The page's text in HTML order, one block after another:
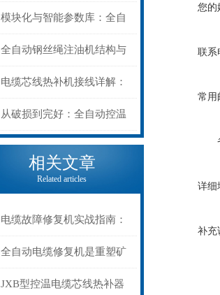
分指南：从“绝缘电
阻”到“波形特征”的精准诊
断逻辑
模块化与智能参数库：全自
动电缆修复机的快速换型逻
辑
全自动钢丝绳注油机结构与
工作原理：揭秘高效润滑的
机械密码
电缆芯线热补机接线详解：
从入门到精通
从破损到完好：全自动控温
电缆热补机的核心价值
相关文章
Related articles
电缆故障修复机实战指南：
从“盲测”到“精确定点”的三
步作业法
全自动电缆修复机是重塑矿
山电力动脉的“智能外科医
JXB型控温电缆芯线热补器
您的
联系
常用
详细
补充